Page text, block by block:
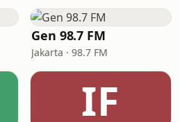
Gen 98.7 FM
Jakarta · 98.7 FM
IF